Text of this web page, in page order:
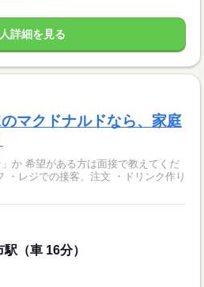
詳細を見る
マクドナルドなら、家庭
」か 希望がある方は面接で教えてくだ
（車 16分）